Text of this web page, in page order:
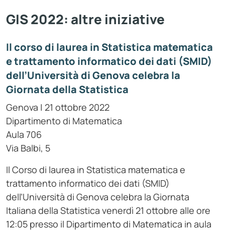
GIS 2022: altre iniziative
Il corso di laurea in Statistica matematica
e trattamento informatico dei dati (SMID)
dell’Università di Genova celebra la
Giornata della Statistica
Genova | 21 ottobre 2022
Dipartimento di Matematica
Aula 706
Via Balbi, 5
Il Corso di laurea in Statistica matematica e
trattamento informatico dei dati (SMID)
dell’Università di Genova celebra la Giornata
Italiana della Statistica venerdì 21 ottobre alle ore
12:05 presso il Dipartimento di Matematica in aula